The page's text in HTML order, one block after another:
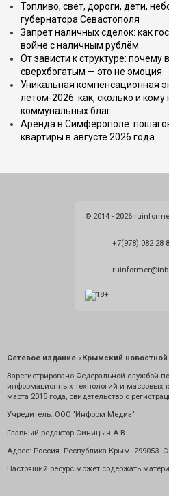
Топливо, свет, дороги, дети,
губернатора Севастополя
Запрет наличных сделок: как
войне с наличным рублём
От зависти к структуре: почему
сверхбогатым — это не эмоция
Уникальная компенсационная
летом-2026: как, сколько и кому
коммунальных благ
Аренда в Симферополе:
квартиры в августе 2026 года
© 2014 - 2026
+7(978) 082 28
Сетевое издание «Крымский новостной
Зарегистрировано Федеральной службой
информационных технологий и массовых
марта 2015 года, свидетельство о
Учредитель: ООО "Информ Медиа"
Главный редактор Синицын А.В.
Адрес: Россия. Республика Крым. 299053.
Настоящий ресурс может содержать